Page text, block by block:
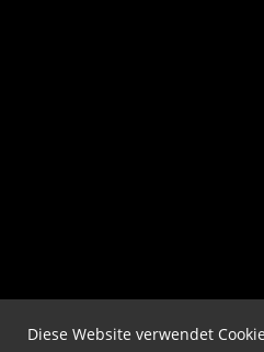
Diese Website verwendet